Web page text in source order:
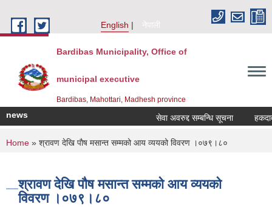
English
नेपाली
Bardibas Municipality, Office of
municipal executive
Bardibas, Mahottari, Madhesh province
news सेवा अवरुद्द सम्बन्धि सूचना
You are here
Home » श्रावण देखि पाैष मसान्त सम्मको आय व्ययको विवरण ।०७९।८०
श्रावण देखि पाैष मसान्त सम्मको आय व्ययको
विवरण ।०७९।८०